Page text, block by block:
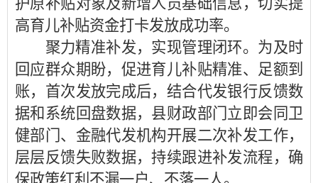
护原补贴对象及新增人员基础信息，切实提
高育儿补贴资金打卡发放成功率。
聚力精准补发，实现管理闭环。为及时
回应群众期盼，促进育儿补贴精准、足额到
账，首次发放完成后，结合代发银行反馈数
据和系统回盘数据，县财政部门立即会同卫
健部门、金融代发机构开展二次补发工作，
层层反馈失败数据，持续跟进补发流程，确